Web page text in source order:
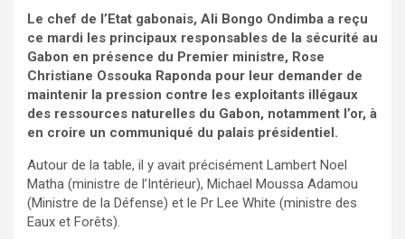
Le chef de l’Etat gabonais, Ali Bongo Ondimba a reçu
ce mardi les principaux responsables de la sécurité au
Gabon en présence du Premier ministre, Rose
Christiane Ossouka Raponda pour leur demander de
maintenir la pression contre les exploitants illégaux
des ressources naturelles du Gabon, notamment l’or, à
en croire un communiqué du palais présidentiel.
Autour de la table, il y avait précisément Lambert Noel
Matha (ministre de l’Intérieur), Michael Moussa Adamou
(Ministre de la Défense) et le Pr Lee White (ministre des
Eaux et Forêts).